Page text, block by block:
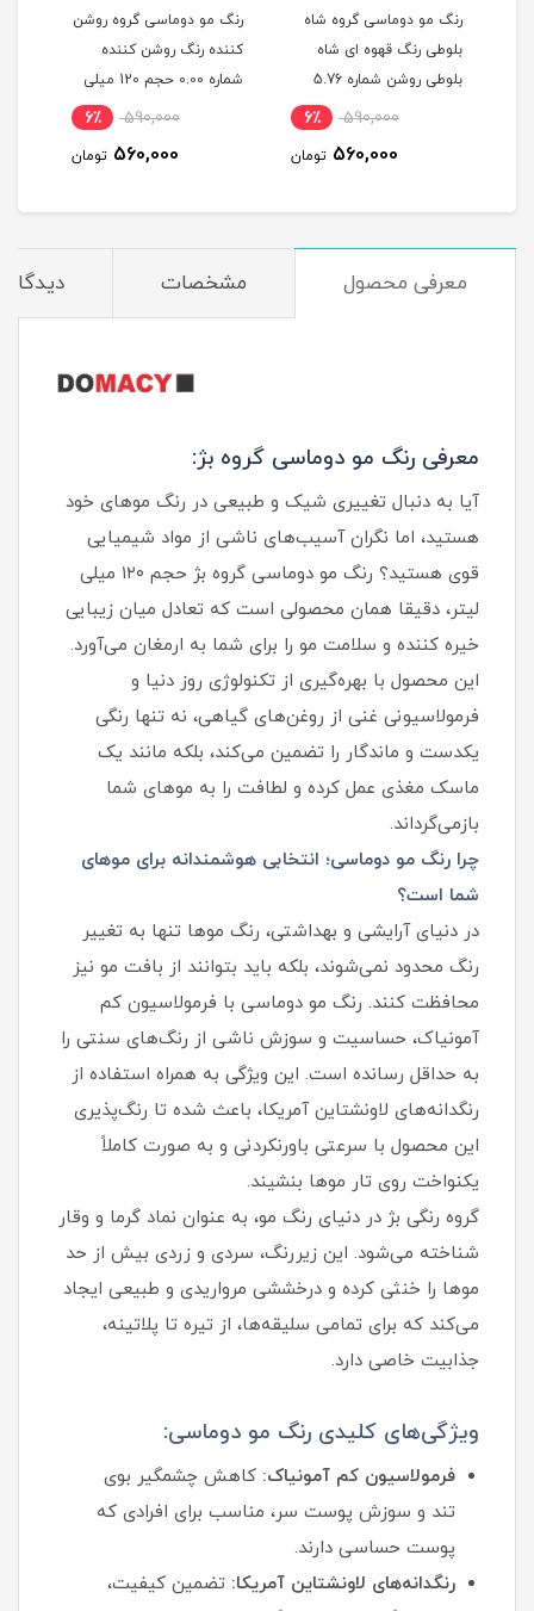
رنگ مو دوماسی گروه شاه
بلوطی رنگ قهوه ای شاه
بلوطی روشن شماره 5.76
590,000 6٪
560,000 تومان
رنگ مو دوماسی گروه روشن
کننده رنگ روشن کننده
شماره 0.00 حجم 120 میلی
590,000 6٪
560,000 تومان
معرفی محصول مشخصات
معرفی رنگ مو دوماسی گروه بژ:
آیا به دنبال تغییری شیک و طبیعی در رنگ موهای خود
هستید، اما نگران آسیب‌های ناشی از مواد شیمیایی
قوی هستید؟ رنگ مو دوماسی گروه بژ حجم ۱۲۰ میلی
لیتر، دقیقا همان محصولی است که تعادل میان زیبایی
خیره کننده و سلامت مو را برای شما به ارمغان می‌آورد.
این محصول با بهره‌گیری از تکنولوژی روز دنیا و
فرمولاسیونی غنی از روغن‌های گیاهی، نه تنها رنگی
یکدست و ماندگار را تضمین می‌کند، بلکه مانند یک
ماسک مغذی عمل کرده و لطافت را به موهای شما
بازمی‌گرداند.
چرا رنگ مو دوماسی؛ انتخابی هوشمندانه برای موهای
شما است؟
در دنیای آرایشی و بهداشتی، رنگ موها تنها به تغییر
رنگ محدود نمی‌شوند، بلکه باید بتوانند از بافت مو نیز
محافظت کنند. رنگ مو دوماسی با فرمولاسیون کم‌
آمونیاک، حساسیت و سوزش ناشی از رنگ‌های سنتی را
به حداقل رسانده است. این ویژگی به همراه استفاده از
رنگدانه‌های لاونشتاین آمریکا، باعث شده تا رنگ‌پذیری
این محصول با سرعتی باورنکردنی و به صورت کاملاً
یکنواخت روی تار موها بنشیند.
گروه رنگی بژ در دنیای رنگ مو، به عنوان نماد گرما و وقار
شناخته می‌شود. این زیررنگ، سردی و زردی بیش از حد
موها را خنثی کرده و درخششی مرواریدی و طبیعی ایجاد
می‌کند که برای تمامی سلیقه‌ها، از تیره تا پلاتینه،
جذابیت خاصی دارد.
ویژگی‌های کلیدی رنگ مو دوماسی:
فرمولاسیون کم‌ آمونیاک: کاهش چشمگیر بوی
تند و سوزش پوست سر، مناسب برای افرادی که
پوست حساسی دارند.
رنگدانه‌های لاونشتاین آمریکا: تضمین کیفیت،